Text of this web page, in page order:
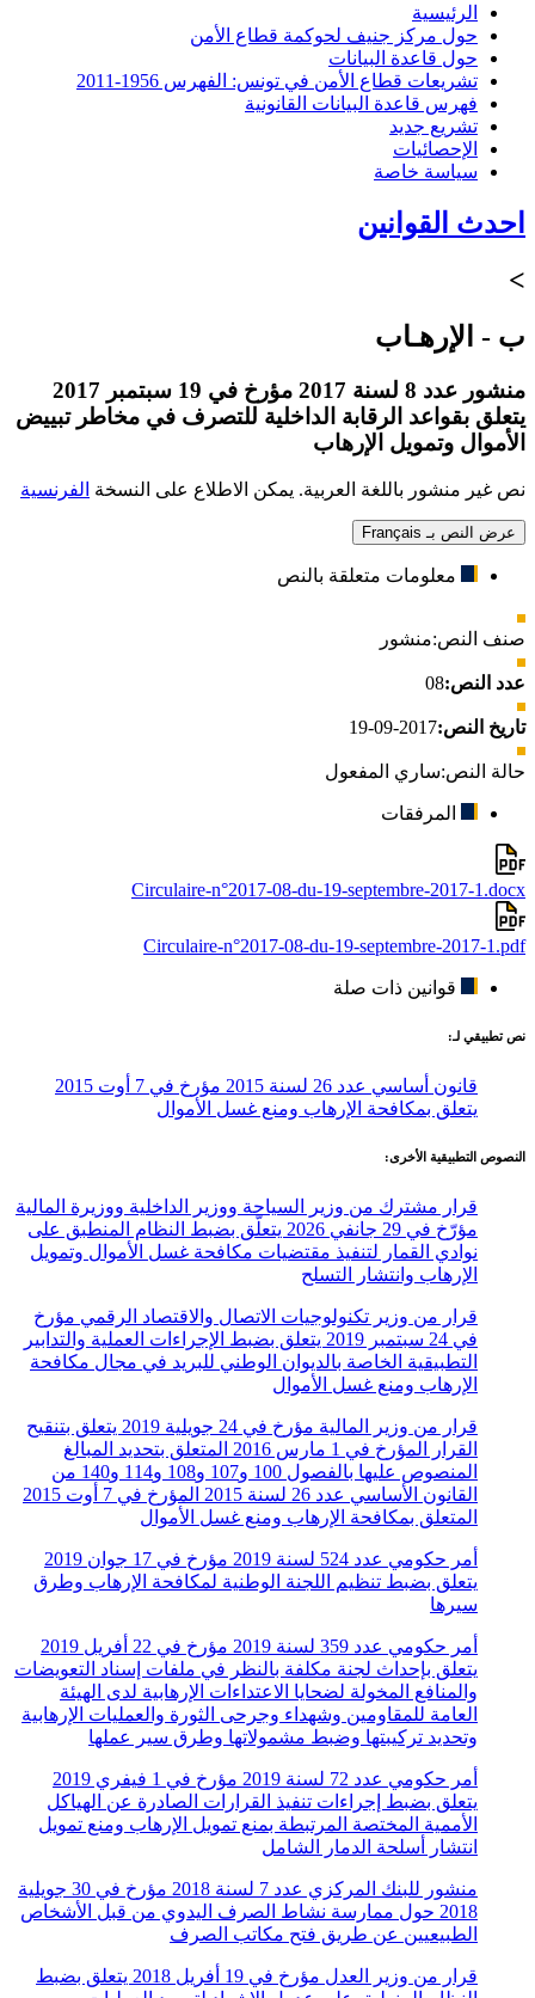
الرئيسية
حول مركز جنيف لحوكمة قطاع الأمن
حول قاعدة البيانات
تشريعات قطاع الأمن في تونس: الفهرس 1956-2011
فهرس قاعدة البيانات القانونية
تشريع جديد
الإحصائيات
سياسة خاصة
احدث القوانين
>
ب - الإرهـاب
منشور عدد 8 لسنة 2017 مؤرخ في 19 سبتمبر 2017
يتعلق بقواعد الرقابة الداخلية للتصرف في مخاطر تبييض
الأموال وتمويل الإرهاب
نص غير منشور باللغة العربية. يمكن الاطلاع على النسخة الفرنسية
عرض النص بـ Français
معلومات متعلقة بالنص
صنف النص:منشور
عدد النص:08
تاريخ النص:2017-09-19
حالة النص:ساري المفعول
المرفقات
Circulaire-n°2017-08-du-19-septembre-2017-1.docx
Circulaire-n°2017-08-du-19-septembre-2017-1.pdf
قوانين ذات صلة
نص تطبيقي لـ:
قانون أساسي عدد 26 لسنة 2015 مؤرخ في 7 أوت 2015
يتعلق بمكافحة الإرهاب ومنع غسل الأموال
النصوص التطبيقية الأخرى:
قرار مشترك من وزير السياحة ووزير الداخلية ووزيرة المالية
مؤرّخ في 29 جانفي 2026 يتعلّق بضبط النظام المنطبق على
نوادي القمار لتنفيذ مقتضيات مكافحة غسل الأموال وتمويل
الإرهاب وانتشار التسلح
قرار من وزير تكنولوجيات الاتصال والاقتصاد الرقمي مؤرخ
في 24 سبتمبر 2019 يتعلق بضبط الإجراءات العملية والتدابير
التطبيقية الخاصة بالديوان الوطني للبريد في مجال مكافحة
الإرهاب ومنع غسل الأموال
قرار من وزير المالية مؤرخ في 24 جويلية 2019 يتعلق بتنقيح
القرار المؤرخ في 1 مارس 2016 المتعلق بتحديد المبالغ
المنصوص عليها بالفصول 100 و107 و108 و114 و140 من
القانون الأساسي عدد 26 لسنة 2015 المؤرخ في 7 أوت 2015
المتعلق بمكافحة الإرهاب ومنع غسل الأموال
أمر حكومي عدد 524 لسنة 2019 مؤرخ في 17 جوان 2019
يتعلق بضبط تنظيم اللجنة الوطنية لمكافحة الإرهاب وطرق
سيرها
أمر حكومي عدد 359 لسنة 2019 مؤرخ في 22 أفريل 2019
يتعلق بإحداث لجنة مكلفة بالنظر في ملفات إسناد التعويضات
والمنافع المخولة لضحايا الاعتداءات الإرهابية لدى الهيئة
العامة للمقاومين وشهداء وجرحى الثورة والعمليات الإرهابية
وتحديد تركيبتها وضبط مشمولاتها وطرق سير عملها
أمر حكومي عدد 72 لسنة 2019 مؤرخ في 1 فيفري 2019
يتعلق بضبط إجراءات تنفيذ القرارات الصادرة عن الهياكل
الأممية المختصة المرتبطة بمنع تمويل الإرهاب ومنع تمويل
انتشار أسلحة الدمار الشامل
منشور للبنك المركزي عدد 7 لسنة 2018 مؤرخ في 30 جويلية
2018 حول ممارسة نشاط الصرف اليدوي من قبل الأشخاص
الطبيعيين عن طريق فتح مكاتب الصرف
قرار من وزير العدل مؤرخ في 19 أفريل 2018 يتعلق بضبط